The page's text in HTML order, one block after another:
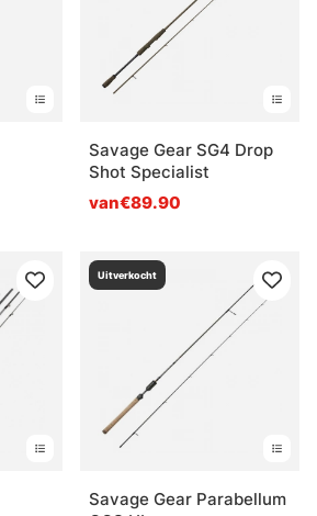
Savage Gear SG4 Drop
Shot Specialist
van€89.90
Uitverkocht
Savage Gear Parabellum